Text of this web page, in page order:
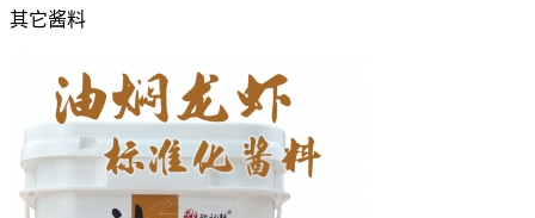
其它酱料